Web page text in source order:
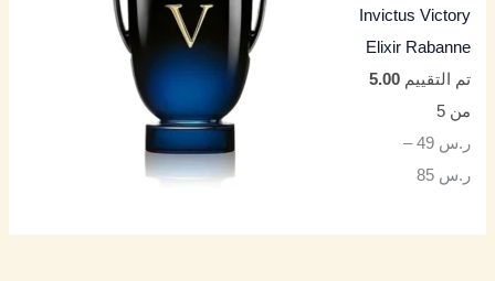
Invictus Victory
Elixir Rabanne
تم التقييم5.00
من 5
ر.س 49
–
ر.س 85